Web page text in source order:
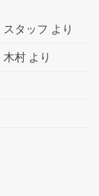
スタッフ より
木村 より